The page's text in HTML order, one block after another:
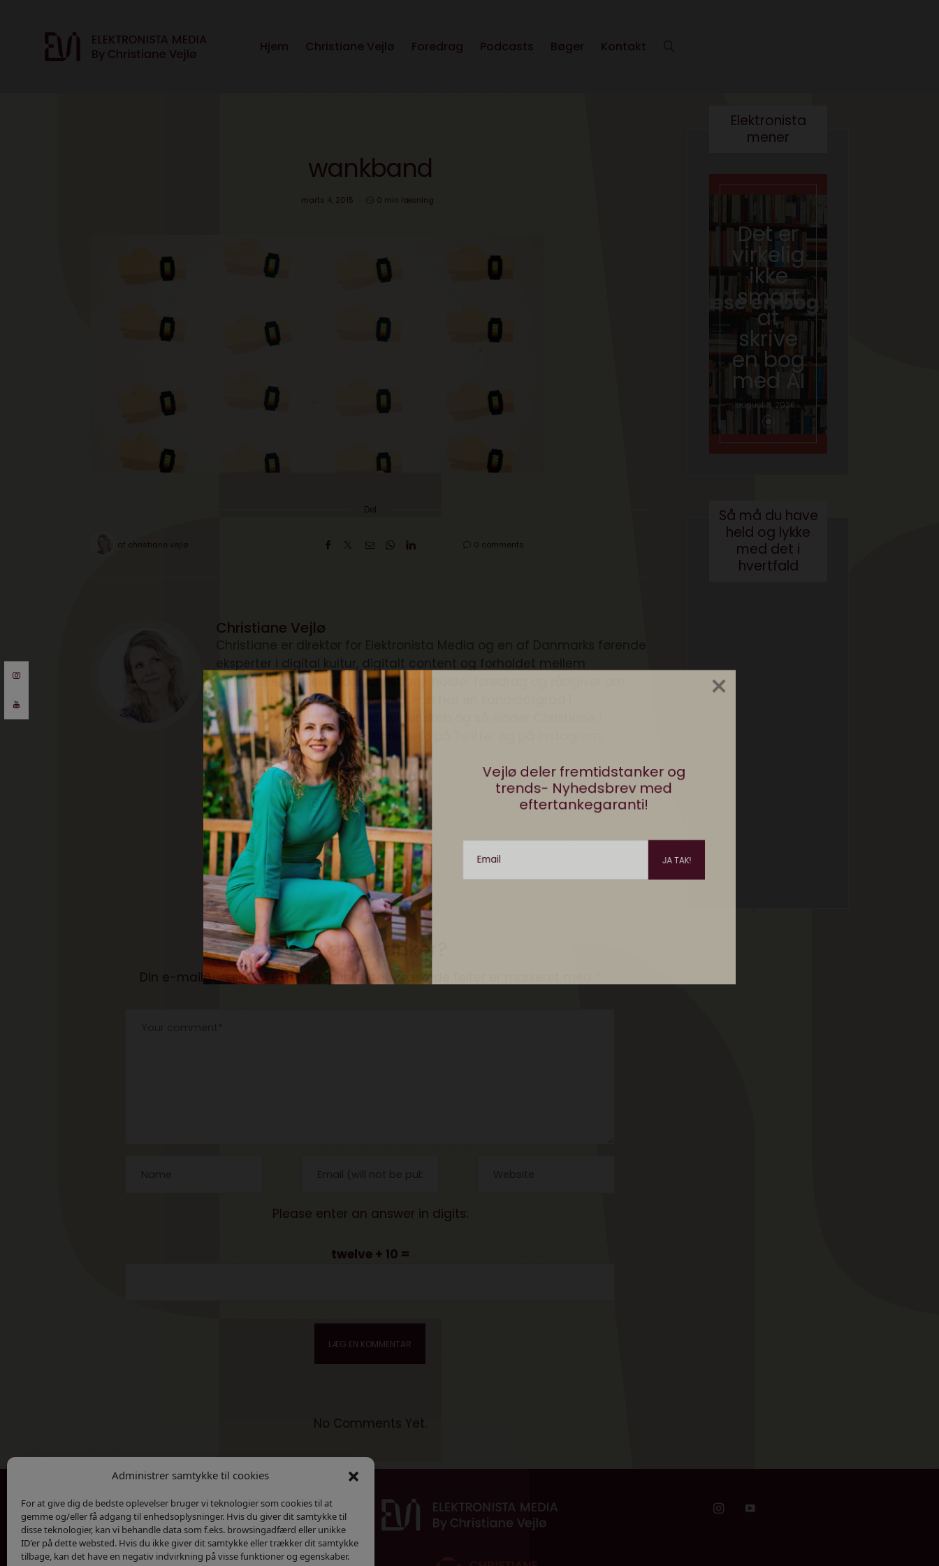
Vejlø deler fremtidstanker og
trends- Nyhedsbrev med
eftertankegaranti!
Email
×
Administrer samtykke til cookies
For at give dig de bedste oplevelser bruger vi teknologier som cookies til at
gemme og/eller få adgang til enhedsoplysninger. Hvis du giver dit samtykke til
disse teknologier, kan vi behandle data som f.eks. browsingadfærd eller unikke
ID'er på dette websted. Hvis du ikke giver dit samtykke eller trækker dit samtykke
tilbage, kan det have en negativ indvirkning på visse funktioner og egenskaber.
Hjem Christiane Vejlø Foredrag Podcasts Bøger Kontakt
wankband
marts 4, 2015 0 min læsning
Del
af christiane vejlø 0 comments
Christiane Vejlø
mennesker og teknologi. Christiane holder foredrag og rådgiver om
digitale trends i ind- og udland. Hun har en kandidatgrad i
religionsvidenskab og medievidenskab og så sidder Christiane i
dataetisk råd. Følg @christianevejlo på Twitter og på Instagram.
Posts by Christiane Vejlø
Del dine tanker?
Din e-mailadresse vil ikke blive publiceret. Krævede felter er markeret med
Please enter an answer in digits:
twelve + 10 =
No Comments Yet.
Elektronista
mener
Det er
virkelig
ikke
smart
at
skrive
en bog
med AI
august 3, 2026
Så må du have
held og lykke
med det i
hvertfald
Kontakt Privatlivs Politik